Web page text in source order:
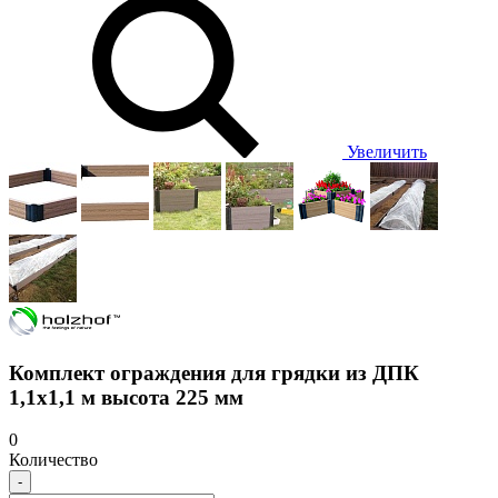
Увеличить
Комплект ограждения для грядки из ДПК
1,1х1,1 м высота 225 мм
0
Количество
-